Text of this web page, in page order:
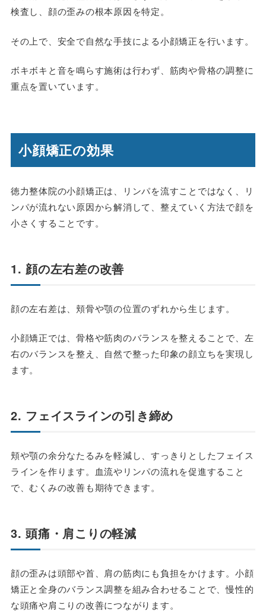
検査し、顔の歪みの根本原因を特定。
その上で、安全で自然な手技による小顔矯正を行います。
ボキボキと音を鳴らす施術は行わず、筋肉や骨格の調整に
重点を置いています。
小顔矯正の効果
徳力整体院の小顔矯正は、リンパを流すことではなく、リ
ンパが流れない原因から解消して、整えていく方法で顔を
小さくすることです。
1. 顔の左右差の改善
顔の左右差は、頬骨や顎の位置のずれから生じます。
小顔矯正では、骨格や筋肉のバランスを整えることで、左
右のバランスを整え、自然で整った印象の顔立ちを実現し
ます。
2. フェイスラインの引き締め
頬や顎の余分なたるみを軽減し、すっきりとしたフェイス
ラインを作ります。血流やリンパの流れを促進すること
で、むくみの改善も期待できます。
3. 頭痛・肩こりの軽減
顔の歪みは頭部や首、肩の筋肉にも負担をかけます。小顔
矯正と全身のバランス調整を組み合わせることで、慢性的
な頭痛や肩こりの改善につながります。